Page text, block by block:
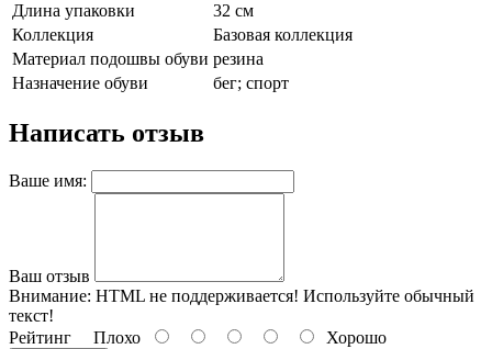
Длина упаковки
32 см
Коллекция
Базовая коллекция
Материал подошвы обуви резина
Назначение обуви
бег; спорт
Написать отзыв
Ваше имя:
Ваш отзыв
Внимание: HTML не поддерживается! Используйте обычный
текст!
Рейтинг Плохо Хорошо